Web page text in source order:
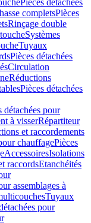
Pièces détachées
completsPièces
Rinçage double
Systèmes
Tuyaux
Pièces détachées
Circulation
Réductions
Pièces détachées
détachées pour
à visserRépartiteur
et raccordements
chauffagePièces
AccessoiresIsolations
raccordsEtanchéités
assemblages à
Tuyaux
pour